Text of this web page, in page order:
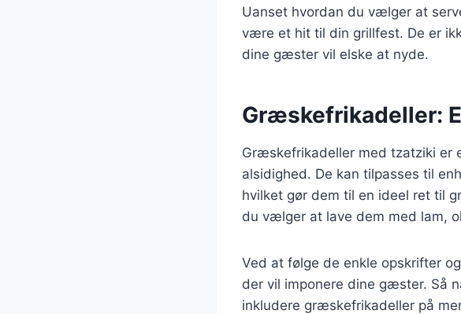
Uanset hvordan du vælger at
være et hit til din grillfest. De er
dine gæster vil elske at nyde.
Græskefrikadeller:
Græskefrikadeller med tzatziki er
alsidighed. De kan tilpasses til
hvilket gør dem til en ideel ret til
du vælger at lave dem med lam,
Ved at følge de enkle opskrifter
der vil imponere dine gæster. Så
inkludere græskefrikadeller på